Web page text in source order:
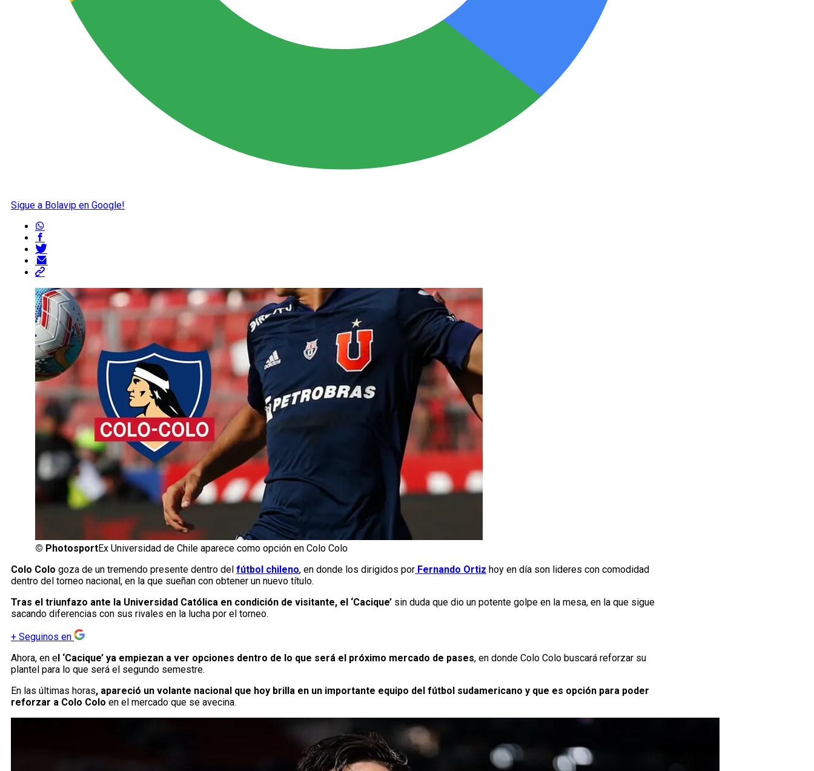
Sigue a Bolavip en Google!
© PhotosportEx Universidad de Chile aparece como opción en Colo Colo
Colo Colo goza de un tremendo presente dentro del fútbol chileno, en donde los dirigidos por Fernando Ortiz hoy en día son lideres con comodidad
dentro del torneo nacional, en la que sueñan con obtener un nuevo título.
Tras el triunfazo ante la Universidad Católica en condición de visitante, el ‘Cacique’ sin duda que dio un potente golpe en la mesa, en la que sigue
sacando diferencias con sus rivales en la lucha por el torneo.
+ Seguinos en
Ahora, en e l ‘Cacique’ ya empiezan a ver opciones dentro de lo que será el próximo mercado de pases, en donde Colo Colo buscará reforzar su
plantel para lo que será el segundo semestre.
En las últimas horas, apareció un volante nacional que hoy brilla en un importante equipo del fútbol sudamericano y que es opción para poder
reforzar a Colo Colo en el mercado que se avecina.